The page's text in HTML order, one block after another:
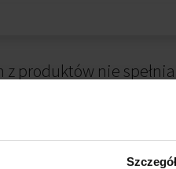
z produktów nie